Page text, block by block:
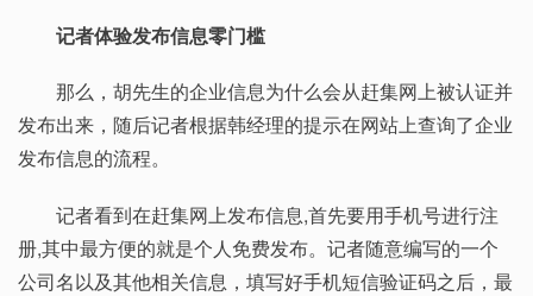
记者体验发布信息零门槛
那么，胡先生的企业信息为什么会从赶集网上被认证并
发布出来，随后记者根据韩经理的提示在网站上查询了企业
发布信息的流程。
记者看到在赶集网上发布信息,首先要用手机号进行注
册,其中最方便的就是个人免费发布。记者随意编写的一个
公司名以及其他相关信息，填写好手机短信验证码之后，最